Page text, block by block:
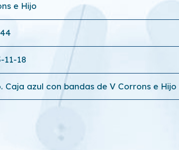
e Hijo
11-18
azul con bandas de V Corrons e Hijo